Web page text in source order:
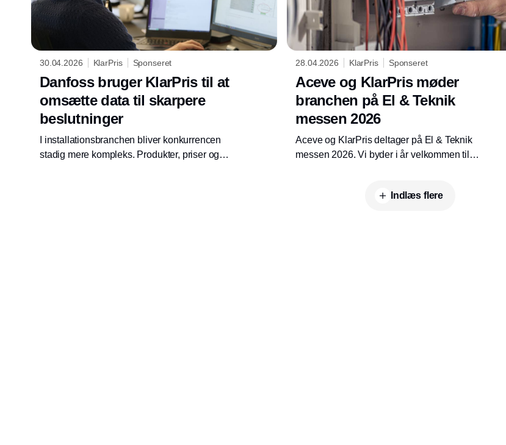
30.04.2026 KlarPris Sponseret
Danfoss bruger KlarPris til at
omsætte data til skarpere
beslutninger
I installationsbranchen bliver konkurrencen
stadig mere kompleks. Produkter, priser og
28.04.2026 KlarPris Sponseret
Aceve og KlarPris møder
branchen på El & Teknik
messen 2026
Aceve og KlarPris deltager på El & Teknik
messen 2026. Vi byder i år velkommen til
Indlæs flere